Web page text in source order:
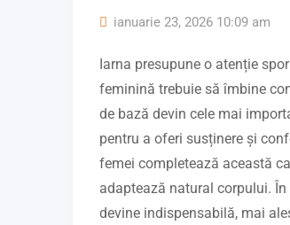
ianuarie 23, 2026 10:09 am
Iarna presupune o atenție
feminină trebuie să îmbine
de bază devin cele mai
pentru a oferi susținere și
femei completează această
adaptează natural corpului.
devine indispensabilă, mai